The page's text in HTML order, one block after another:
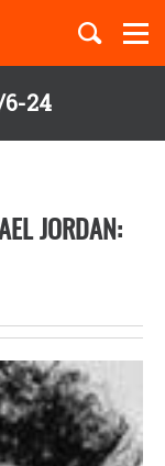
24
JORDAN: